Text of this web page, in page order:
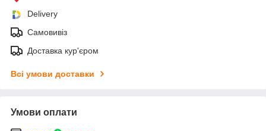
Delivery
Самовивіз
Доставка кур'єром
Всі умови доставки
Умови оплати